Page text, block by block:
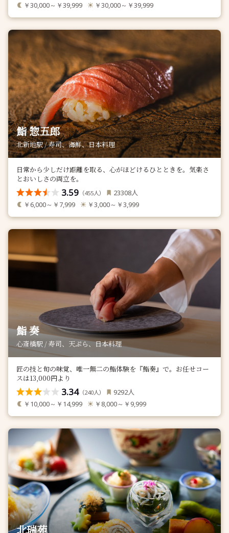
￥30,000～￥39,999 ￥30,000～￥39,999
鮨 惣五郎
北新地駅 / 寿司、海鮮、日本料理
日常から少しだけ距離を取る、心がほどけるひとときを。気楽さ
とおいしさの両立を。
3.59 （455人） 23308人
￥6,000～￥7,999 ￥3,000～￥3,999
鮨 奏
心斎橋駅 / 寿司、天ぷら、日本料理
匠の技と旬の味覚、唯一無二の鮨体験を『鮨奏』で。お任せコー
スは13,000円より
3.34（240人） 9292人
￥10,000～￥14,999 ￥8,000～￥9,999
北瑞苑